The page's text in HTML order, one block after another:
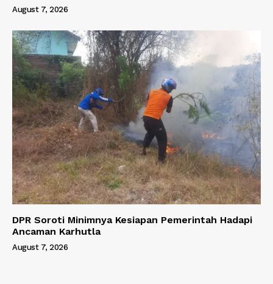
August 7, 2026
DPR Soroti Minimnya Kesiapan Pemerintah Hadapi
Ancaman Karhutla
August 7, 2026